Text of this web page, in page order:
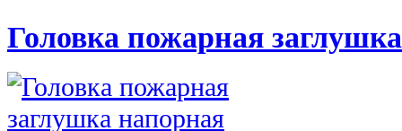
Головка пожарная